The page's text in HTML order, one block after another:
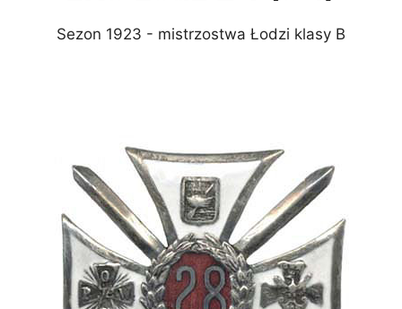
Sezon 1923 - mistrzostwa Łodzi klasy B